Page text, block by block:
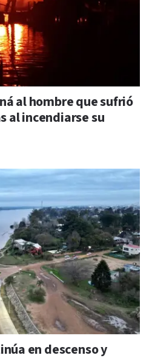
al hombre que sufrió
al incendiarse su
en descenso y